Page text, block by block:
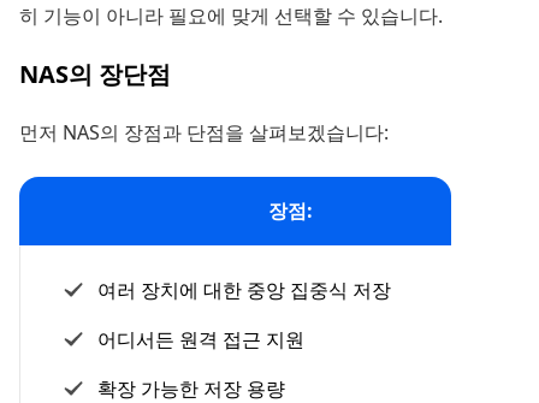
히 기능이 아니라 필요에 맞게 선택할 수 있습니다.
NAS의 장단점
먼저 NAS의 장점과 단점을 살펴보겠습니다:
장점:
여러 장치에 대한 중앙 집중식 저장
어디서든 원격 접근 지원
확장 가능한 저장 용량